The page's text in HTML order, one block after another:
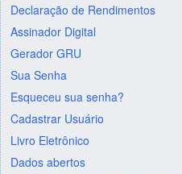
Declaração de Rendimentos
Assinador Digital
Gerador GRU
Sua Senha
Esqueceu sua senha?
Cadastrar Usuário
Livro Eletrônico
Dados abertos